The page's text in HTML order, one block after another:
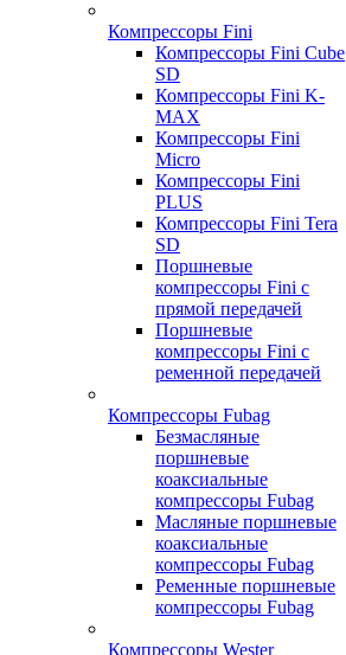
Компрессоры Fini
Компрессоры Fini Cube
SD
Компрессоры Fini K-
MAX
Компрессоры Fini
Micro
Компрессоры Fini
PLUS
Компрессоры Fini Tera
SD
Поршневые
компрессоры Fini с
прямой передачей
Поршневые
компрессоры Fini с
ременной передачей
Компрессоры Fubag
Безмасляные
поршневые
коаксиальные
компрессоры Fubag
Масляные поршневые
коаксиальные
компрессоры Fubag
Ременные поршневые
компрессоры Fubag
Компрессоры Wester